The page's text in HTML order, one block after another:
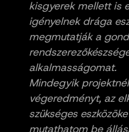
kisgyerek mellett is
igényelnek drága
megmutatják a
alkalmasságomat.
Mindegyik
végeredményt, az
szükséges